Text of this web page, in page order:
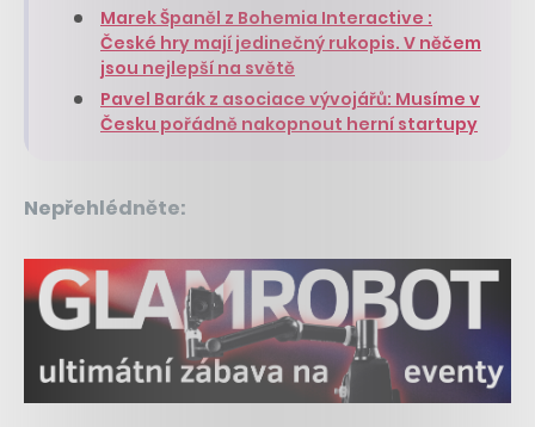
Marek Španěl z Bohemia Interactive :
České hry mají jedinečný rukopis. V něčem
jsou nejlepší na světě
Pavel Barák z asociace vývojářů: Musíme v
Česku pořádně nakopnout herní startupy
Nepřehlédněte: